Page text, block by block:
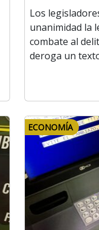
Los
unanimidad la
combate al
deroga un
ECONOMÍA